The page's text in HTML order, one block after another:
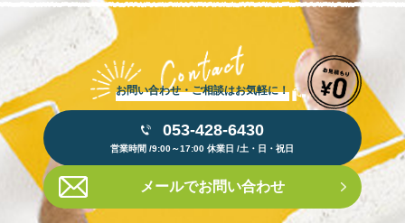
お問い合わせ・ご相談はお気軽に！
053-428-6430
営業時間 /9:00～17:00 休業日 /土・日・祝日
メールでお問い合わせ